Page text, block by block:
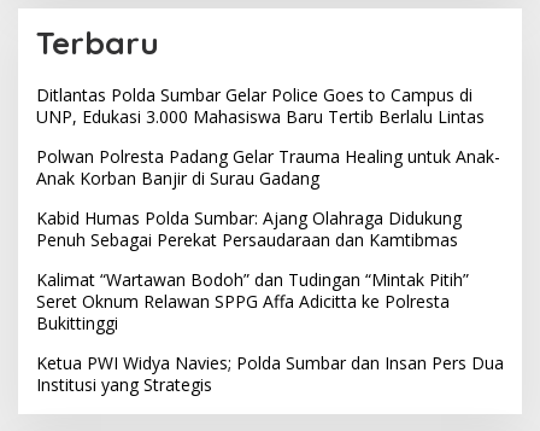
Terbaru
Ditlantas Polda Sumbar Gelar Police Goes to Campus di
UNP, Edukasi 3.000 Mahasiswa Baru Tertib Berlalu Lintas
Polwan Polresta Padang Gelar Trauma Healing untuk Anak-
Anak Korban Banjir di Surau Gadang
Kabid Humas Polda Sumbar: Ajang Olahraga Didukung
Penuh Sebagai Perekat Persaudaraan dan Kamtibmas
Kalimat “Wartawan Bodoh” dan Tudingan “Mintak Pitih”
Seret Oknum Relawan SPPG Affa Adicitta ke Polresta
Bukittinggi
Ketua PWI Widya Navies; Polda Sumbar dan Insan Pers Dua
Institusi yang Strategis